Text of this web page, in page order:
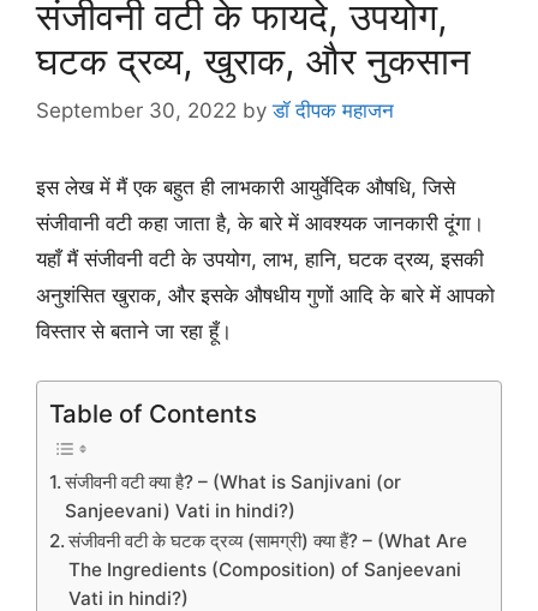
संजीवनी वटी के फायदे, उपयोग,
घटक द्रव्य, खुराक, और नुकसान
September 30, 2022 byडॉ दीपक महाजन
इस लेख में मैं एक बहुत ही लाभकारी आयुर्वेदिक औषधि, जिसे
संजीवानी वटी कहा जाता है, के बारे में आवश्यक जानकारी दूंगा।
यहाँ मैं संजीवनी वटी के उपयोग, लाभ, हानि, घटक द्रव्य, इसकी
अनुशंसित खुराक, और इसके औषधीय गुणों आदि के बारे में आपको
विस्तार से बताने जा रहा हूँ।
Table of Contents
संजीवनी वटी क्या है? – (What is Sanjivani (or
Sanjeevani) Vati in hindi?)
संजीवनी वटी के घटक द्रव्य (सामग्री) क्या हैं? – (What Are
The Ingredients (Composition) of Sanjeevani
Vati in hindi?)